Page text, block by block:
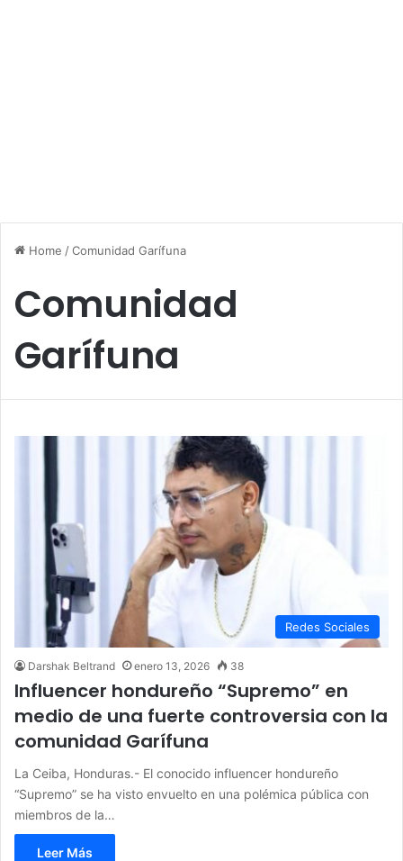
Home /Comunidad Garífuna
Comunidad
Garífuna
Redes Sociales
Darshak Beltrand enero 13, 2026 38
Influencer hondureño “Supremo” en
medio de una fuerte controversia con la
comunidad Garífuna
La Ceiba, Honduras.- El conocido influencer hondureño
“Supremo” se ha visto envuelto en una polémica pública con
miembros de la…
Leer Más